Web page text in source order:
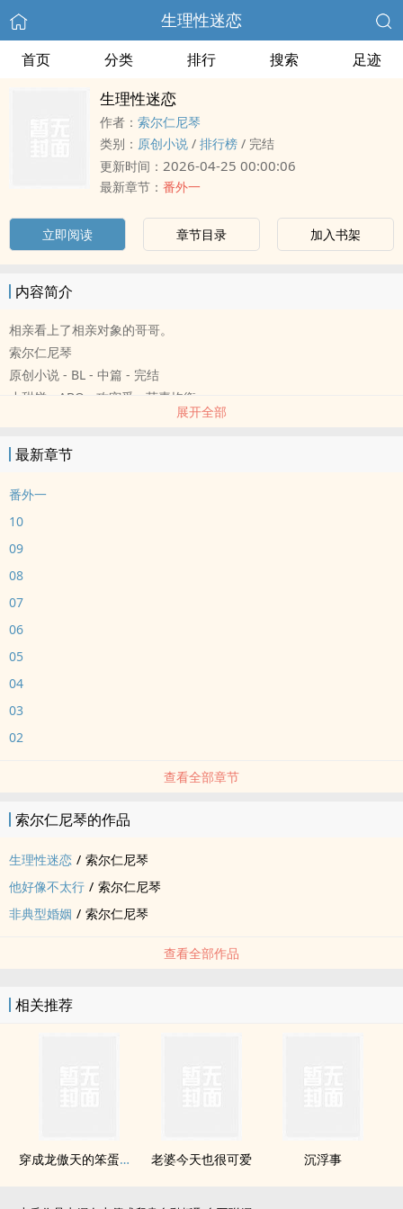
生理性迷恋
首页 分类 排行 搜索 足迹
生理性迷恋
作者： 索尔仁尼琴
类别： 原创小说 / 排行榜 / 完结
更新时间： 2026-04-25 00:00:06
最新章节： 番外一
立即阅读 章节目录 加入书架
内容简介
相亲看上了相亲对象的哥哥。
索尔仁尼琴
原创小说 - BL - 中篇 - 完结
小甜饼 - ABO - 攻宠受 - 荤素均衡
温棠相亲看上了相亲对象的哥哥——陆军少校周砚白。
52%。
周砚白说：
小甜饼，ABO设定，AO恋，没有生孩子剧情。
别带脑子看文
大家随便看看，小短打
谢谢大家看文
展开全部
最新章节
番外一
10
09
08
07
06
05
04
03
02
查看全部章节
索尔仁尼琴的作品
生理性迷恋 / 索尔仁尼琴
他好像不太行 / 索尔仁尼琴
非典型婚姻 / 索尔仁尼琴
查看全部作品
相关推荐
穿成龙傲天的笨蛋妻子 老婆今天也很可爱 沉浮事